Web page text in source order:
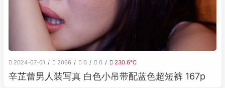
2024-07-01 2066 0 0 230.6℃
辛芷蕾男人装写真 白色小吊带配蓝色超短裤 167p